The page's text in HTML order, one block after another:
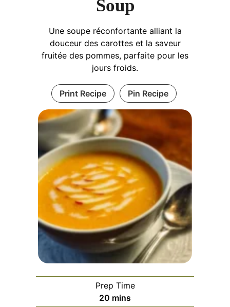
Soup
Une soupe réconfortante alliant la
douceur des carottes et la saveur
fruitée des pommes, parfaite pour les
jours froids.
Print Recipe Pin Recipe
Prep Time
20 minutes
mins